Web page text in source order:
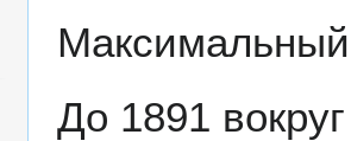
До 1891